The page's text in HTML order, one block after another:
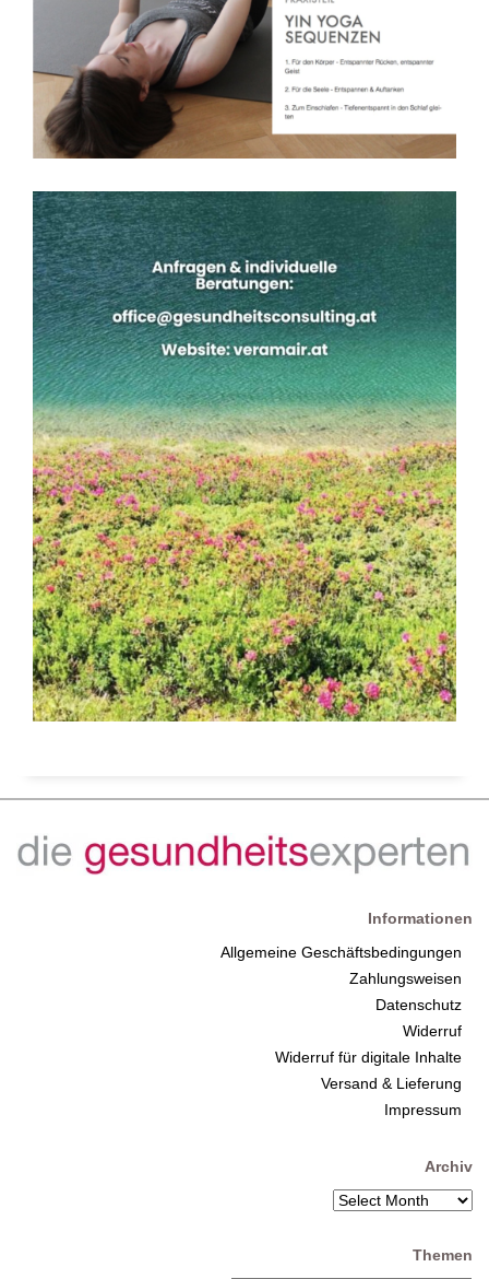
Informationen
Allgemeine Geschäftsbedingungen
Zahlungsweisen
Datenschutz
Widerruf
Widerruf für digitale Inhalte
Versand & Lieferung
Impressum
Archiv
Themen